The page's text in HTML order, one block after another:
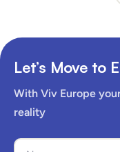
Let’s Move to
With Viv Europe
reality